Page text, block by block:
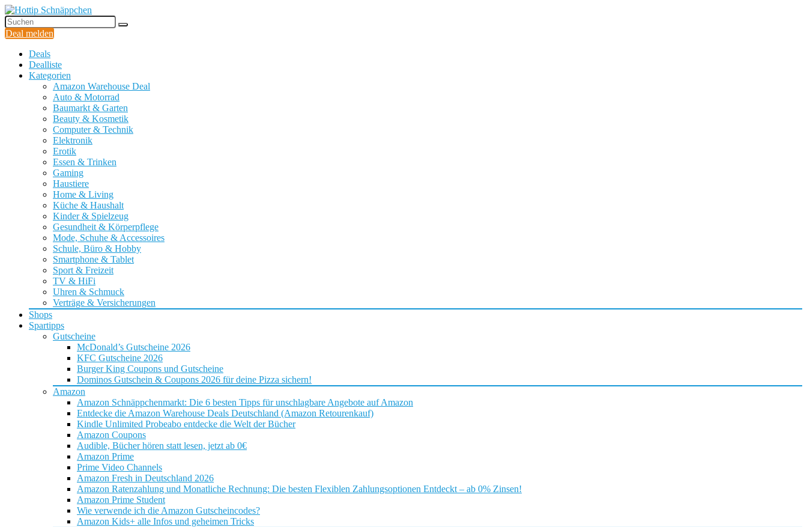
Deal melden
Deals
Dealliste
Kategorien
Amazon Warehouse Deal
Auto & Motorrad
Baumarkt & Garten
Beauty & Kosmetik
Computer & Technik
Elektronik
Erotik
Essen & Trinken
Gaming
Haustiere
Home & Living
Küche & Haushalt
Kinder & Spielzeug
Gesundheit & Körperpflege
Mode, Schuhe & Accessoires
Schule, Büro & Hobby
Smartphone & Tablet
Sport & Freizeit
TV & HiFi
Uhren & Schmuck
Verträge & Versicherungen
Shops
Spartipps
Gutscheine
McDonald’s Gutscheine 2026
KFC Gutscheine 2026
Burger King Coupons und Gutscheine
Dominos Gutschein & Coupons 2026 für deine Pizza sichern!
Amazon
Amazon Schnäppchenmarkt: Die 6 besten Tipps für unschlagbare Angebote auf Amazon
Entdecke die Amazon Warehouse Deals Deutschland (Amazon Retourenkauf)
Kindle Unlimited Probeabo entdecke die Welt der Bücher
Amazon Coupons
Audible, Bücher hören statt lesen, jetzt ab 0€
Amazon Prime
Prime Video Channels
Amazon Fresh in Deutschland 2026
Amazon Ratenzahlung und Monatliche Rechnung: Die besten Flexiblen Zahlungsoptionen Entdeckt – ab 0% Zinsen!
Amazon Prime Student
Wie verwende ich die Amazon Gutscheincodes?
Amazon Kids+ alle Infos und geheimen Tricks